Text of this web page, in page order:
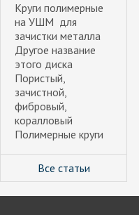
Круги полимерные
на УШМ для
зачистки металла
Другое название
этого диска
Пористый,
зачистной,
фибровый,
коралловый
Полимерные круги
Все статьи